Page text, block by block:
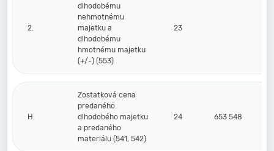
2.
dlhodobému
nehmotnému
majetku a
dlhodobému
hmotnému majetku
(+/-) (553)
23
H.
Zostatková cena
predaného
dlhodobého majetku
a predaného
materiálu (541, 542)
24 653 548